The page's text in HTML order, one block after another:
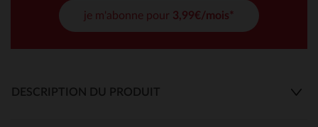
je m'abonne pour 3,99€/mois*
DESCRIPTION DU PRODUIT